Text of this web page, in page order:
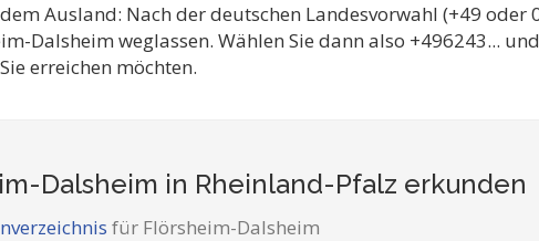
Ausland: Nach der deutschen Landesvorwahl (+49 oder
Dalsheim weglassen. Wählen Sie dann also +496243...
erreichen möchten.
Dalsheim in Rheinland-Pfalz erkunden
für Flörsheim-Dalsheim